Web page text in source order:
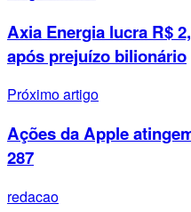
Axia Energia lucra R$
após prejuízo bilionário
Próximo artigo
Ações da Apple
287
redacao